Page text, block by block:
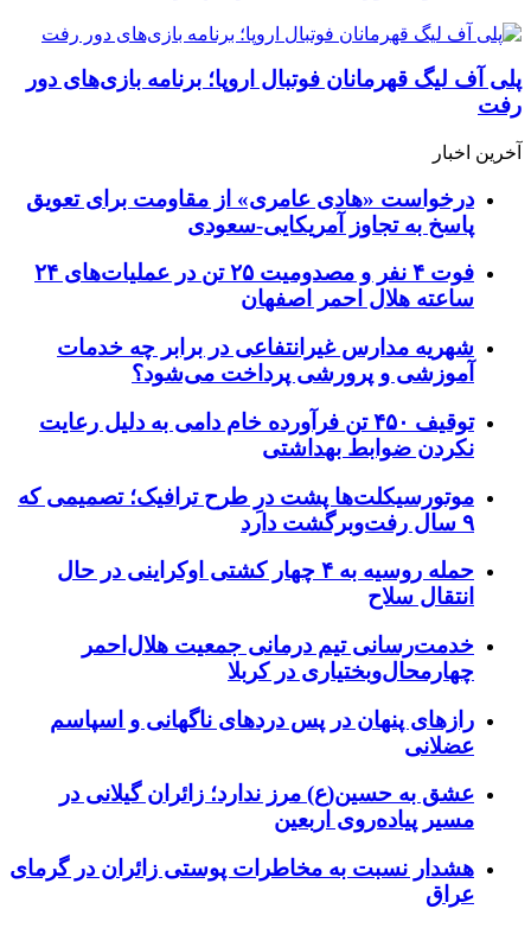
پلی آف لیگ قهرمانان فوتبال اروپا؛ برنامه بازی‌های دور
رفت
آخرین اخبار
درخواست «هادی عامری» از مقاومت برای تعویق
پاسخ به تجاوز آمریکایی-سعودی
فوت ۴ نفر و مصدومیت ۲۵ تن در عملیات‌های ۲۴
ساعته هلال احمر اصفهان
شهریه مدارس غیرانتفاعی در برابر چه خدمات
آموزشی و پرورشی پرداخت می‌شود؟
توقیف ۴۵۰ تن فرآورده خام دامی به دلیل رعایت
نکردن ضوابط بهداشتی
موتورسیکلت‌ها پشت درِ طرح ترافیک؛ تصمیمی که
۹ سال رفت‌وبرگشت دارد
حمله روسیه به ۴ چهار کشتی اوکراینی در حال
انتقال سلاح
خدمت‌رسانی تیم درمانی جمعیت هلال‌احمر
چهارمحال‌وبختیاری در کربلا
رازهای پنهان در پس دردهای ناگهانی و اسپاسم
عضلانی
عشق به حسین(ع) مرز ندارد؛ زائران گیلانی در
مسیر پیاده‌روی اربعین
هشدار نسبت به مخاطرات پوستی زائران در گرمای
عراق